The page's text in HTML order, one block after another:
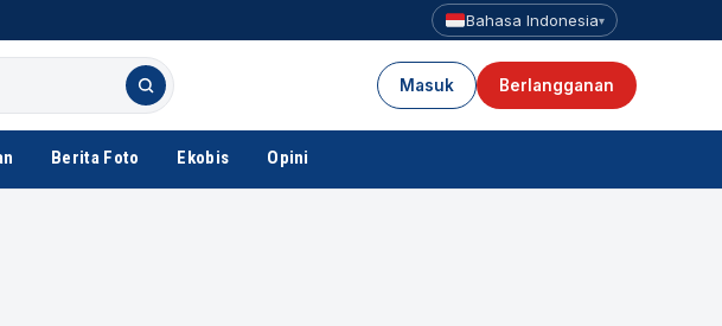
Bahasa Indonesia▾
Masuk Berlangganan
Berita Foto Ekobis Opini